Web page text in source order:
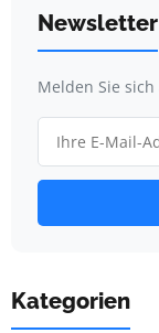
Newsletter
Melden Sie
Kategorien